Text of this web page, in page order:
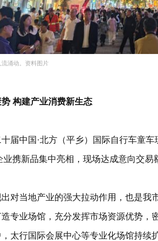
流涌动。资料图片
构建产业消费新生态
届中国·北方（平乡）国际自行车童
业携新品集中亮相，现场达成意向交易
对当地产业的强大拉动作用，也是我
专业场馆，充分发挥市场资源优势，
太行国际会展中心等专业化场馆持续